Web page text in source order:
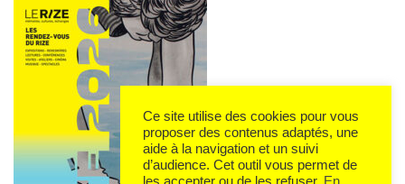
Ce site utilise des cookies pour vous
proposer des contenus adaptés, une
aide à la navigation et un suivi
d’audience. Cet outil vous permet de